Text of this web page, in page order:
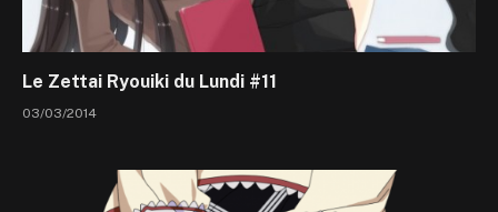
Le Zettai Ryouiki du Lundi #11
03/03/2014